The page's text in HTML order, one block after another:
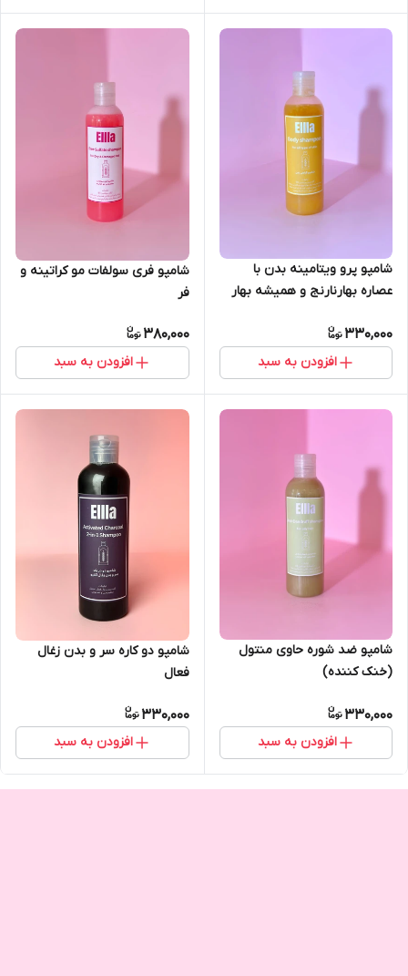
شامپو پرو ویتامینه بدن با
عصاره بهارنارنج و همیشه بهار
330,000
افزودن به سبد
شامپو فری سولفات مو کراتینه و
فر
380,000
افزودن به سبد
شامپو ضد شوره حاوی منتول
(خنک کننده)
330,000
افزودن به سبد
شامپو دو کاره سر و بدن زغال
فعال
330,000
افزودن به سبد